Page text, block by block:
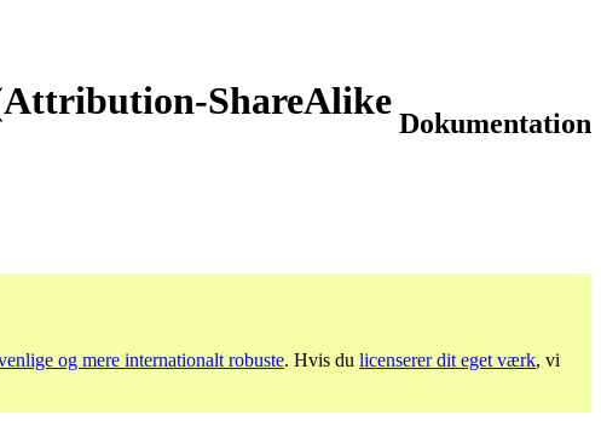
ShareAlike
Dokumentation
og mere internationalt robuste. Hvis du licenserer dit eget værk, vi